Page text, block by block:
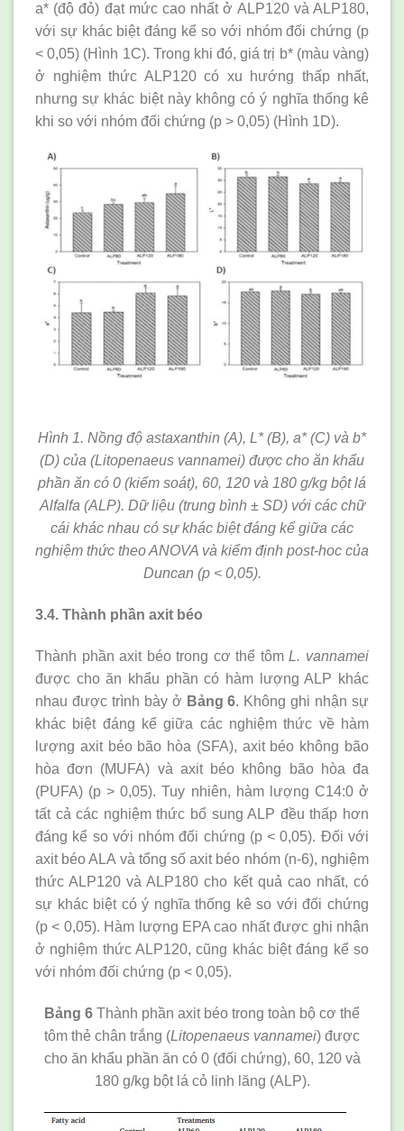
a* (độ đỏ) đạt mức cao nhất ở ALP120 và ALP180,
với sự khác biệt đáng kể so với nhóm đối chứng (p
< 0,05) (Hình 1C). Trong khi đó, giá trị b* (màu vàng)
ở nghiệm thức ALP120 có xu hướng thấp nhất,
nhưng sự khác biệt này không có ý nghĩa thống kê
khi so với nhóm đối chứng (p > 0,05) (Hình 1D).
Hình 1. Nồng độ astaxanthin (A), L* (B), a* (C) và b*
(D) của (Litopenaeus vannamei) được cho ăn khẩu
phần ăn có 0 (kiểm soát), 60, 120 và 180 g/kg bột lá
Alfalfa (ALP). Dữ liệu (trung bình ± SD) với các chữ
cái khác nhau có sự khác biệt đáng kể giữa các
nghiệm thức theo ANOVA và kiểm định post-hoc của
Duncan (p < 0,05).
3.4. Thành phần axit béo
Thành phần axit béo trong cơ thể tômL. vannamei
được cho ăn khẩu phần có hàm lượng ALP khác
nhau được trình bày ở Bảng 6. Không ghi nhận sự
khác biệt đáng kể giữa các nghiệm thức về hàm
lượng axit béo bão hòa (SFA), axit béo không bão
hòa đơn (MUFA) và axit béo không bão hòa đa
(PUFA) (p > 0,05). Tuy nhiên, hàm lượng C14:0 ở
tất cả các nghiệm thức bổ sung ALP đều thấp hơn
đáng kể so với nhóm đối chứng (p < 0,05). Đối với
axit béo ALA và tổng số axit béo nhóm (n-6), nghiệm
thức ALP120 và ALP180 cho kết quả cao nhất, có
sự khác biệt có ý nghĩa thống kê so với đối chứng
(p < 0,05). Hàm lượng EPA cao nhất được ghi nhận
ở nghiệm thức ALP120, cũng khác biệt đáng kể so
với nhóm đối chứng (p < 0,05).
Bảng 6 Thành phần axit béo trong toàn bộ cơ thể
tôm thẻ chân trắng (Litopenaeus vannamei) được
cho ăn khẩu phần ăn có 0 (đối chứng), 60, 120 và
180 g/kg bột lá cỏ linh lăng (ALP).